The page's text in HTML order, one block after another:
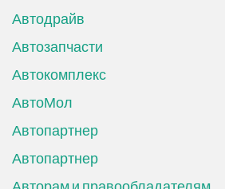
Автодрайв
Автозапчасти
Автокомплекс
АвтоМол
Автопартнер
Автопартнер